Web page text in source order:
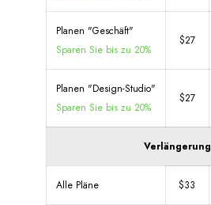
Planen "Geschäft"
Sparen Sie bis zu 20%
$27
Planen "Design-Studio"
Sparen Sie bis zu 20%
$27
Verlängerung
Alle Pläne $33